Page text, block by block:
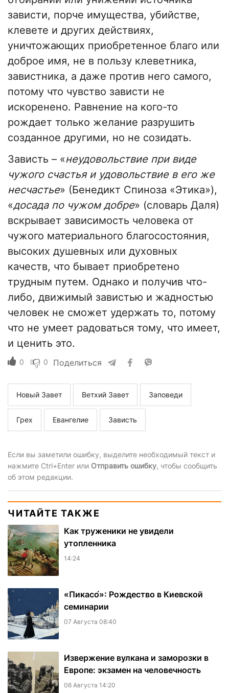
зависти, порче имущества, убийстве,
клевете и других действиях,
уничтожающих приобретенное благо или
доброе имя, не в пользу клеветника,
завистника, а даже против него самого,
потому что чувство зависти не
искоренено. Равнение на кого-то
рождает только желание разрушить
созданное другими, но не созидать.
Зависть – «неудовольствие при виде
чужого счастья и удовольствие в его же
несчастье» (Бенедикт Спиноза «Этика»),
«досада по чужом добре» (словарь Даля)
вскрывает зависимость человека от
чужого материального благосостояния,
высоких душевных или духовных
качеств, что бывает приобретено
трудным путем. Однако и получив что-
либо, движимый завистью и жадностью
человек не сможет удержать то, потому
что не умеет радоваться тому, что имеет,
и ценить это.
0 0 Поделиться
Новый Завет Ветхий Завет Заповеди
Грех Евангелие Зависть
Если вы заметили ошибку, выделите необходимый текст и
нажмите Ctrl+Enter или Отправить ошибку, чтобы сообщить
об этом редакции.
ЧИТАЙТЕ ТАКЖЕ
Как труженики не увидели
утопленника
14:24
«Пикасо́»: Рождество в Киевской
семинарии
07 Августа 08:40
Извержение вулкана и заморозки в
Европе: экзамен на человечность
06 Августа 14:20